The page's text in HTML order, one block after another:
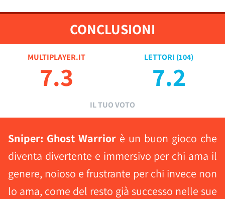
CONCLUSIONI
MULTIPLAYER.IT
7.3
LETTORI (104)
7.2
IL TUO VOTO
Sniper: Ghost Warrior è un buon gioco che
diventa divertente e immersivo per chi ama il
genere, noioso e frustrante per chi invece non
lo ama, come del resto già successo nelle sue